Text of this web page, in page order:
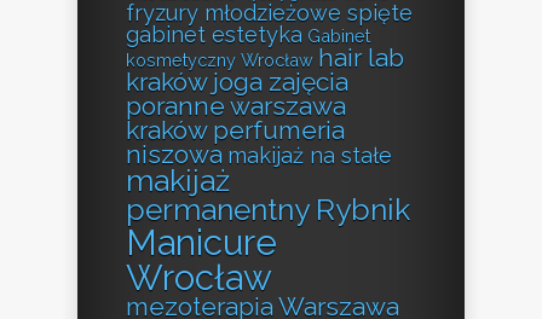
fryzury młodzieżowe spięte
gabinet estetyka Gabinet
kosmetyczny Wrocław hair lab
kraków joga zajęcia
poranne warszawa
kraków perfumeria
niszowa makijaż na stałe
makijaż
permanentny Rybnik
Manicure
Wrocław
mezoterapia Warszawa